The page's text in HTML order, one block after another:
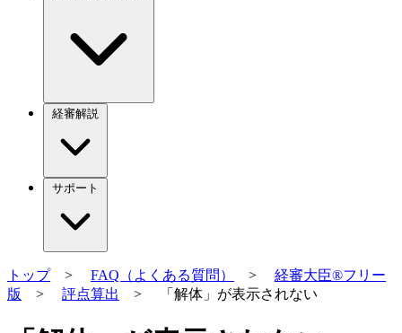
経審解説
サポート
トップ> FAQ（よくある質問） > 経審大臣®フリー
版
> 評点算出 > 「解体」が表示されない